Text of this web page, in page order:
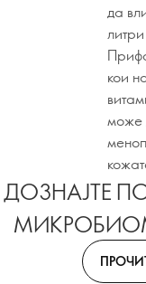
да
кои
може
ДОЗНАЈТЕ